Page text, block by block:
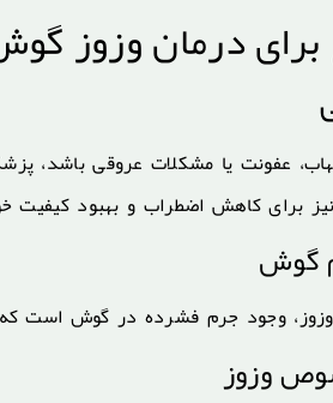
درمان وزوز
عفونت یا مشکلات عروقی باشد،
برای کاهش اضطراب و بهبود کیفیت
وزوز، وجود جرم فشرده در گوش